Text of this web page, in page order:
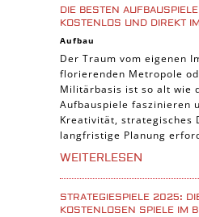
DIE BESTEN
KOSTENLOS UND DIREKT
Aufbau
Der Traum vom eigenen
florierenden Metropole
Militärbasis ist so alt wie
Aufbauspiele faszinieren
Kreativität, strategisches
langfristige Planung
WEITERLESEN
STRATEGIESPIELE 2025:
KOSTENLOSEN SPIELE IM